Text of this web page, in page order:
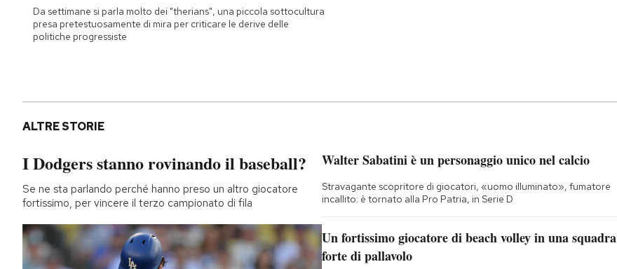
Da settimane si parla molto dei "therians", una piccola sottocultura
presa pretestuosamente di mira per criticare le derive delle
politiche progressiste
ALTRE STORIE
I Dodgers stanno rovinando il baseball?
Se ne sta parlando perché hanno preso un altro giocatore
fortissimo, per vincere il terzo campionato di fila
Walter Sabatini è un personaggio unico nel calcio
Stravagante scopritore di giocatori, «uomo illuminato», fumatore
incallito: è tornato alla Pro Patria, in Serie D
Un fortissimo giocatore di beach volley in una squadra
forte di pallavolo